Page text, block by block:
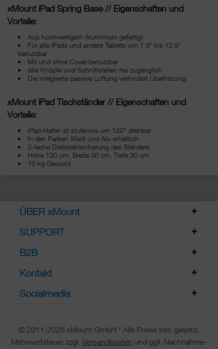
xMount iPad Spring Base // Eigenschaften und
Vorteile:
Aus hochwertigem Aluminium gefertigt
Für alle iPads und andere Tablets von 7,9" bis 12,9"
benutzbar
Mit und ohne Cover benutzbar
Alle Knöpfe und Schnittstellen frei zugänglich
Die integrierte passive Lüftung verhindert Überhitzung.
xMount iPad Tischständer // Eigenschaften und
Vorteile:
iPad-Halter ist stufenlos um 120° drehbar
In den Farben Weiß und Alu erhältlich
2-fache Diebstahlsicherung des Ständers
Höhe 130 cm, Breite 30 cm, Tiefe 30 cm
10 kg Gewicht.
ÜBER xMount
SUPPORT
B2B
Kontakt
Socialmedia
© 2011-2026 xMount GmbH * Alle Preise inkl. gesetzl.
Mehrwertsteuer zzgl. Versandkosten und ggf. Nachnahme-